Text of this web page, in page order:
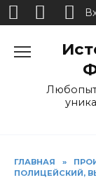
ГЛАВНАЯ »
ПОЛИЦЕЙСКИЙ,